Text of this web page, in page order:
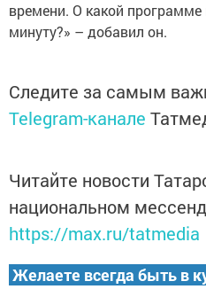
времени. О какой
минуту?» – добавил он.
Следите за самым
Telegram-канале
Читайте новости
национальном
https://max.ru/tatmedia
Желаете всегда быть в